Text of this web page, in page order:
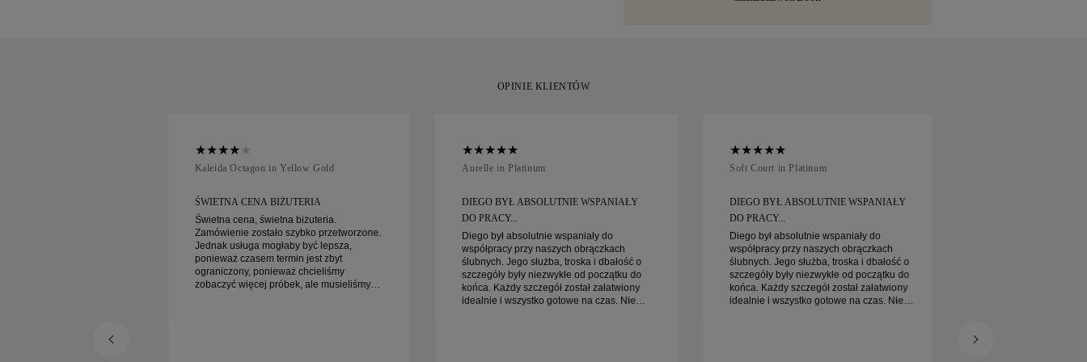
OPINIE KLIENTÓW
Kaleida Octagon in Yellow Gold
ŚWIETNA CENA BIŻUTERIA
Świetna cena, świetna biżuteria.
Zamówienie zostało szybko przetworzone.
Jednak usługa mogłaby być lepsza,
ponieważ czasem termin jest zbyt
ograniczony, ponieważ chcieliśmy
zobaczyć więcej próbek, ale musieliśmy
Aurelle in Platinum
DIEGO BYŁ ABSOLUTNIE WSPANIAŁY
DO PRACY...
Diego był absolutnie wspaniały do
współpracy przy naszych obrączkach
ślubnych. Jego służba, troska i dbałość o
szczegóły były niezwykłe od początku do
końca. Każdy szczegół został załatwiony
idealnie i wszystko gotowe na czas. Nie
Soft Court in Platinum
DIEGO BYŁ ABSOLUTNIE WSPANIAŁY
DO PRACY...
Diego był absolutnie wspaniały do
współpracy przy naszych obrączkach
ślubnych. Jego służba, troska i dbałość o
szczegóły były niezwykłe od początku do
końca. Każdy szczegół został załatwiony
idealnie i wszystko gotowe na czas. Nie